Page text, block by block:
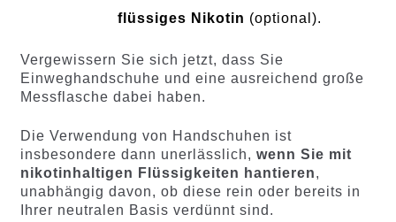
flüssiges Nikotin (optional).
Vergewissern Sie sich jetzt, dass Sie
Einweghandschuhe und eine ausreichend große
Messflasche dabei haben.
Die Verwendung von Handschuhen ist
insbesondere dann unerlässlich, wenn Sie mit
nikotinhaltigen Flüssigkeiten hantieren,
unabhängig davon, ob diese rein oder bereits in
Ihrer neutralen Basis verdünnt sind.